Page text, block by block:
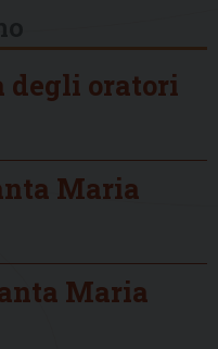
degli oratori
Maria
Maria